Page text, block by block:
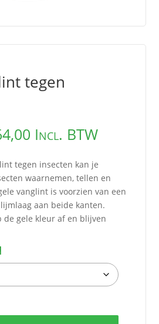
tegen
Prijsklasse:
€29,00
tot
€64,00
Incl. BTW
tegen insecten kan je
waarnemen, tellen en
vanglint is voorzien van een
aan beide kanten.
de gele kleur af en blijven